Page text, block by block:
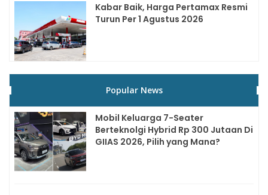
Kabar Baik, Harga Pertamax Resmi
Turun Per 1 Agustus 2026
Popular News
Mobil Keluarga 7-Seater
Berteknolgi Hybrid Rp 300 Jutaan Di
GIIAS 2026, Pilih yang Mana?